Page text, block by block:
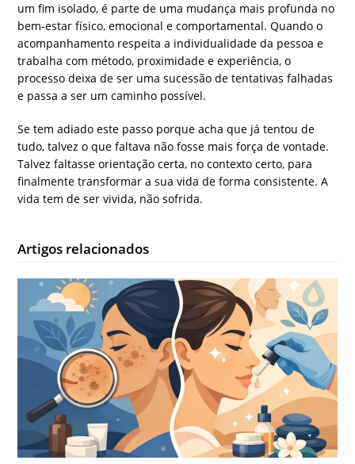
um fim isolado, é parte de uma mudança mais profunda no
bem-estar físico, emocional e comportamental. Quando o
acompanhamento respeita a individualidade da pessoa e
trabalha com método, proximidade e experiência, o
processo deixa de ser uma sucessão de tentativas falhadas
e passa a ser um caminho possível.
Se tem adiado este passo porque acha que já tentou de
tudo, talvez o que faltava não fosse mais força de vontade.
Talvez faltasse orientação certa, no contexto certo, para
finalmente transformar a sua vida de forma consistente. A
vida tem de ser vivida, não sofrida.
Artigos relacionados